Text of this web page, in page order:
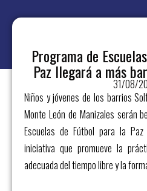
Programa de
Paz llegará a más
31/08/
Niños y jóvenes de los barrios
Monte León de Manizales serán
Escuelas de Fútbol para la Paz
iniciativa que promueve la
adecuada​ del tiempo libre y la